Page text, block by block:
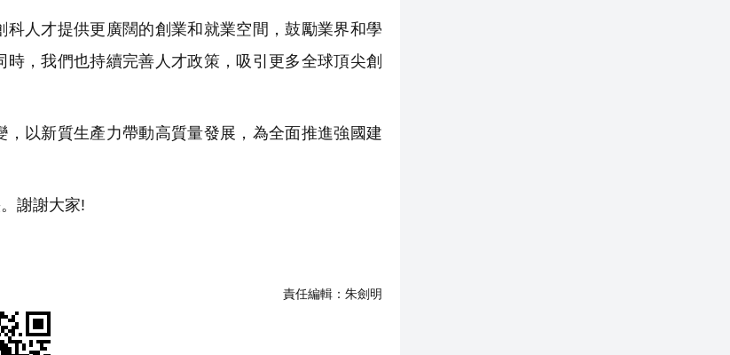
人才提供更廣闊的創業和就業空間，鼓勵業界和學
，我們也持續完善人才政策，吸引更多全球頂尖創
以新質生產力帶動高質量發展，為全面推進強國建
謝謝大家!
責任編輯： 朱劍明